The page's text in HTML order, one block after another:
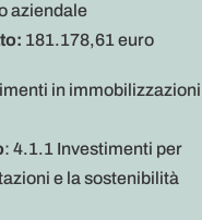
aziendale
181.178,61 euro
in immobilizzazioni
: 4.1.1 Investimenti per
e la sostenibilità